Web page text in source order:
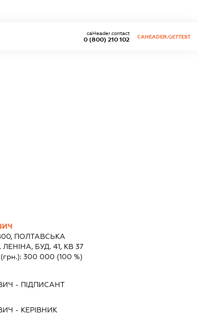
0 (800) 210 102
caHeader.contact
CAHEADER.GETTEST
ПОЛТАВСЬКА
БУД. 41, КВ 37
(грн.):300 000 (100 %)
- ПІДПИСАНТ
- КЕРІВНИК